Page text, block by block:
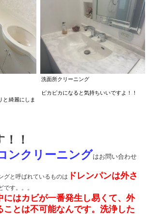
と綺麗にしま
洗面所クリーニング
ピカピカになると気持ちいいですよ！！
！
ンクリーニングはお問い合わせ
グと呼ばれているものは
ドレンパンは外さ
です。。。
にはカビが一番発生し易くて、外
ことは不可能なんです。洗浄した